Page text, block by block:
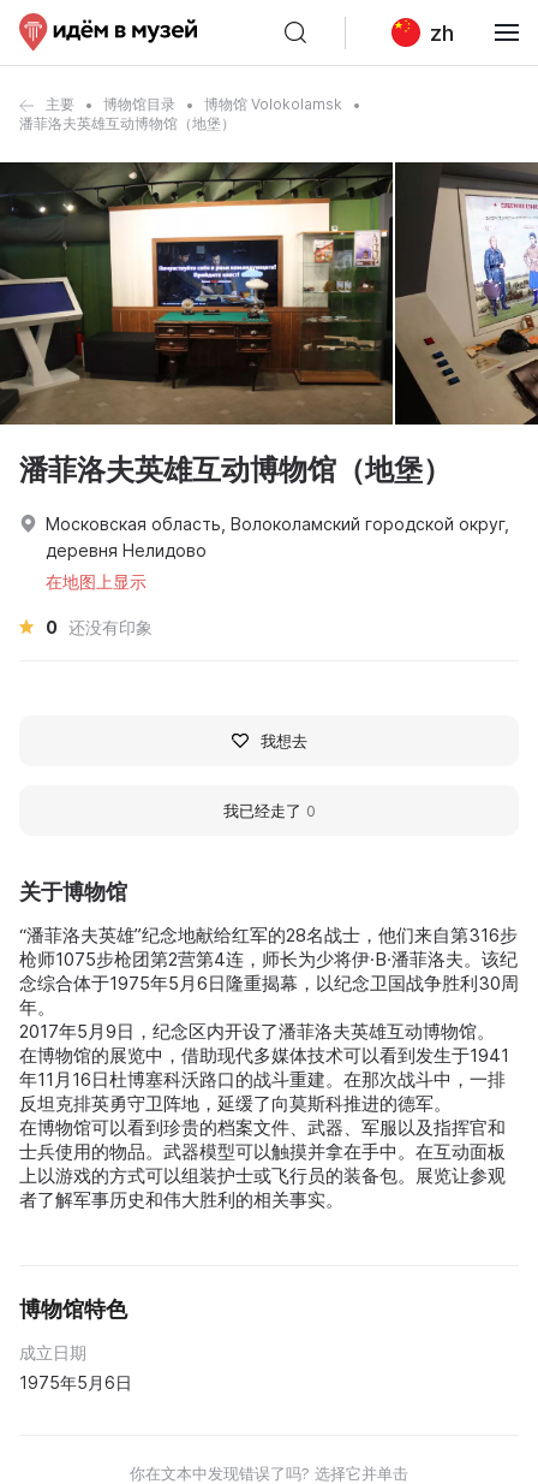
zh
主要 博物馆目录
博物馆 Volokolamsk
潘菲洛夫英雄互动博物馆（地堡）
关于博物馆
“潘菲洛夫英雄”纪念地献给红军的28名战士，他们来自第316步
枪师1075步枪团第2营第4连，师长为少将伊·В·潘菲洛夫。该纪
念综合体于1975年5月6日隆重揭幕，以纪念卫国战争胜利30周
年。
2017年5月9日，纪念区内开设了潘菲洛夫英雄互动博物馆。
在博物馆的展览中，借助现代多媒体技术可以看到发生于1941
年11月16日杜博塞科沃路口的战斗重建。在那次战斗中，一排
反坦克排英勇守卫阵地，延缓了向莫斯科推进的德军。
在博物馆可以看到珍贵的档案文件、武器、军服以及指挥官和
士兵使用的物品。武器模型可以触摸并拿在手中。在互动面板
上以游戏的方式可以组装护士或飞行员的装备包。展览让参观
者了解军事历史和伟大胜利的相关事实。
博物馆特色
成立日期
1975年5月6日
你在文本中发现错误了吗? 选择它并单击
潘菲洛夫英雄互动博物馆（地堡）
Московская область, Волоколамский городской округ,
деревня Нелидово
在地图上显示
0 还没有印象
我想去
我已经走了 0